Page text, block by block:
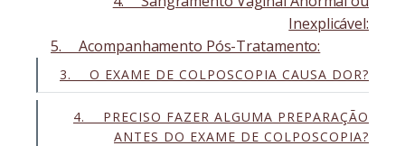
Inexplicável:
5. Acompanhamento Pós-Tratamento:
3. O EXAME DE COLPOSCOPIA CAUSA DOR?
4. PRECISO FAZER ALGUMA PREPARAÇÃO
ANTES DO EXAME DE COLPOSCOPIA?